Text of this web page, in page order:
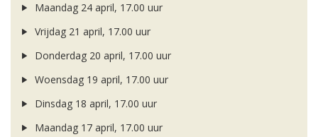
Maandag 24 april, 17.00 uur
Vrijdag 21 april, 17.00 uur
Donderdag 20 april, 17.00 uur
Woensdag 19 april, 17.00 uur
Dinsdag 18 april, 17.00 uur
Maandag 17 april, 17.00 uur